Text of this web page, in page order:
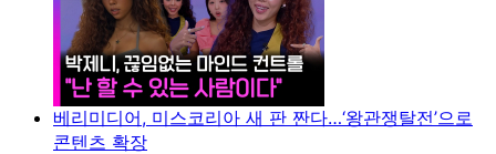
베리미디어, 미스코리아 새 판 짠다…‘왕관쟁탈전’으로
콘텐츠 확장